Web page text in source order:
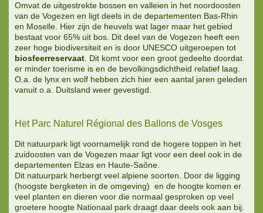
Omvat de uitgestrekte bossen en valleien in het noordoosten
van de Vogezen en ligt deels in de departementen Bas-Rhin
en Moselle. Hier zijn de heuvels wat lager maar het gebied
bestaat voor 65% uit bos. Dit deel van de Vogezen heeft een
zeer hoge biodiversiteit en is door UNESCO uitgeroepen tot
biosfeerreservaat. Dit komt voor een groot gedeelte doordat
er minder toerisme is en de bevolkingsdichtheid relatief laag.
O.a. de lynx en wolf hebben zich hier een aantal jaren geleden
vanuit o.a. Duitsland weer gevestigd.
Het Parc Naturel Régional des Ballons de Vosges
Dit natuurpark ligt voornamelijk rond de hogere toppen in het
zuidoosten van de Vogezen maar ligt voor een deel ook in de
departementen Elzas en Haute-Saône.
Dit natuurpark herbergt veel alpiene soorten. Door de ligging
(hoogste bergketen in de omgeving) en de hoogte komen er
veel planten en dieren voor die normaal gesproken op veel
groetere hoogte Nationaal park draagt daar deels ook aan bij.